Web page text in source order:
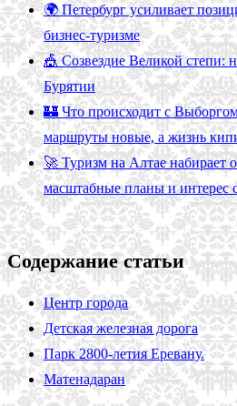
🌍 Петербург усиливает
бизнес-туризме
🎪 Созвездие Великой степи:
Бурятии
🏰 Что происходит с
маршруты новые, а жизнь
🚀 Туризм на Алтае набирает
масштабные планы и интерес
Содержание статьи
Центр города
Детская железная дорога
Парк 2800-летия Еревану.
Матенадаран